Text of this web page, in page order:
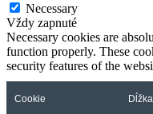
Necessary
Vždy zapnuté
Necessary cookies are
function properly. These
security features of the
Cookie